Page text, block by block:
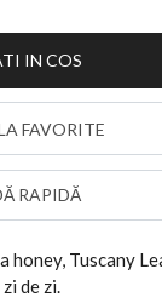
IN COS
RAPIDĂ
FAVORITE
honey, Tuscany
de zi.